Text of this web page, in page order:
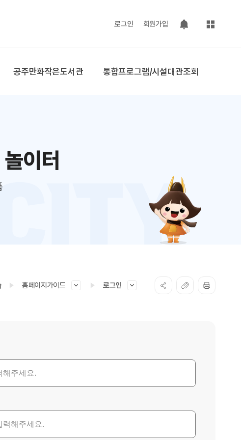
로그인 회원가입
팝업 열기
사이트맵
공주만화작은도서관 통합프로그램/시설대관조회
이터
홈페이지가이드 로그인